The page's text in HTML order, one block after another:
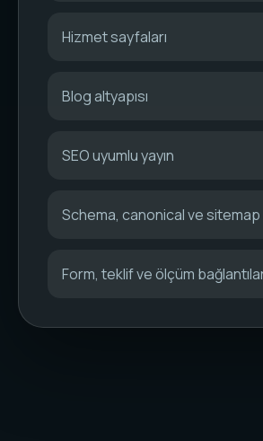
Hizmet sayfaları
Blog altyapısı
SEO uyumlu yayın
Schema, canonical ve sitemap
Form, teklif ve ölçüm